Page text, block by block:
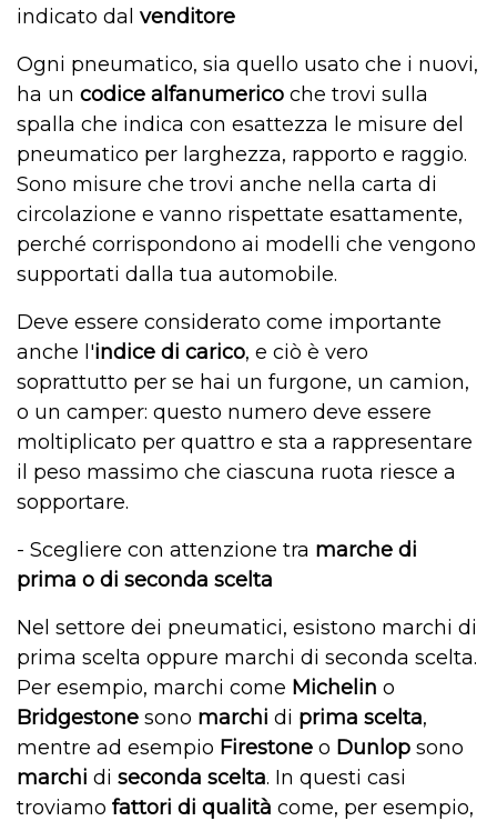
indicato dal venditore
Ogni pneumatico, sia quello usato che i nuovi,
ha un codice alfanumerico che trovi sulla
spalla che indica con esattezza le misure del
pneumatico per larghezza, rapporto e raggio.
Sono misure che trovi anche nella carta di
circolazione e vanno rispettate esattamente,
perché corrispondono ai modelli che vengono
supportati dalla tua automobile.
Deve essere considerato come importante
anche l'indice di carico, e ciò è vero
soprattutto per se hai un furgone, un camion,
o un camper: questo numero deve essere
moltiplicato per quattro e sta a rappresentare
il peso massimo che ciascuna ruota riesce a
sopportare.
- Scegliere con attenzione tra marche di
prima o di seconda scelta
Nel settore dei pneumatici, esistono marchi di
prima scelta oppure marchi di seconda scelta.
Per esempio, marchi come Michelin o
Bridgestone sono marchi di prima scelta,
mentre ad esempio Firestone o Dunlop sono
marchi di seconda scelta. In questi casi
troviamo fattori di qualità come, per esempio,